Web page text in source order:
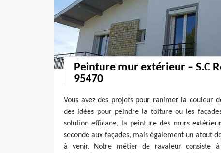
Peinture mur extérieur – S.C
95470
Vous avez des projets pour ranimer la couleur
des idées pour peindre la toiture ou les
solution efficace, la peinture des murs
seconde aux façades, mais également un atout
à venir. Notre métier de ravaleur consiste